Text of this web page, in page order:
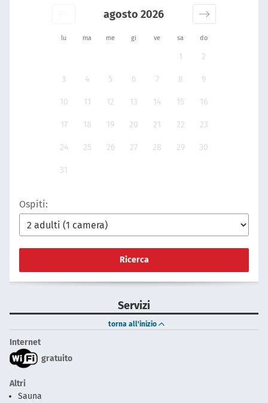
lu ma me gi ve sa do
agosto 2026
1 2
3 4 5 6 7 8 9
10 11 12 13 14 15 16
17 18 19 20 21 22 23
24 25 26 27 28 29 30
31
Ospiti:
Ricerca
Servizi
torna all'inizio
Internet
gratuito
Altri
Sauna